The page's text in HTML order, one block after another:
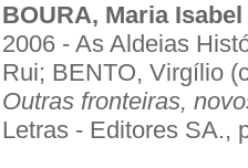
BOURA, Maria Isabel
2006 - As Aldeias
Rui; BENTO, Virgílio
Outras fronteiras,
Letras - Editores SA.,